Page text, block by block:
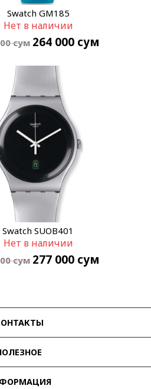
Swatch GM185
Нет в наличии
сум 264 000 сум
Swatch SUOB401
Нет в наличии
сум 277 000 сум